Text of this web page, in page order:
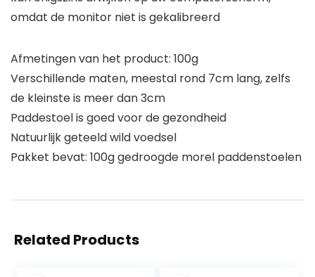
omdat de monitor niet is gekalibreerd
Afmetingen van het product: 100g
Verschillende maten, meestal rond 7cm lang, zelfs
de kleinste is meer dan 3cm
Paddestoel is goed voor de gezondheid
Natuurlijk geteeld wild voedsel
Pakket bevat: 100g gedroogde morel paddenstoelen
Related Products